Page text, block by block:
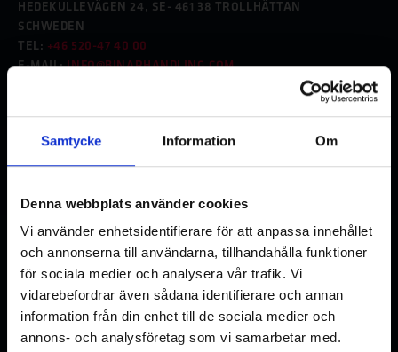
Samtycke Information Om
Denna webbplats använder cookies
Vi använder enhetsidentifierare för att anpassa innehållet
och annonserna till användarna, tillhandahålla funktioner
för sociala medier och analysera vår trafik. Vi
vidarebefordrar även sådana identifierare och annan
information från din enhet till de sociala medier och
annons- och analysföretag som vi samarbetar med.
HEDEKULLEVÄGEN 24, SE- 461 38 TROLLHÄTTAN
SCHWEDEN
TEL: +46 520-47 40 00
E-MAIL:INFO@BINARHANDLING.COM
BINAR HANDLING S.A.S.U
FRANKREICH
E-MAIL:INFO@BINARHANDLING.FR
Deutschland - Untergruppenbach
BINAR HANDLING GMBH – BETRIEBSSTÄTTE
IM NEUGREUT 8